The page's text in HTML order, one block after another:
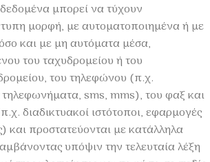
μπορεί να τύχουν
μορφή, με αυτοματοποιημένα ή με
και με μη αυτόματα μέσα,
του ταχυδρομείου ή του
του τηλεφώνου (π.χ.
sms, mms), του φαξ και
διαδικτυακοί ιστότοποι, εφαρμογές
και προστατεύονται με κατάλληλα
υπόψιν την τελευταία λέξη